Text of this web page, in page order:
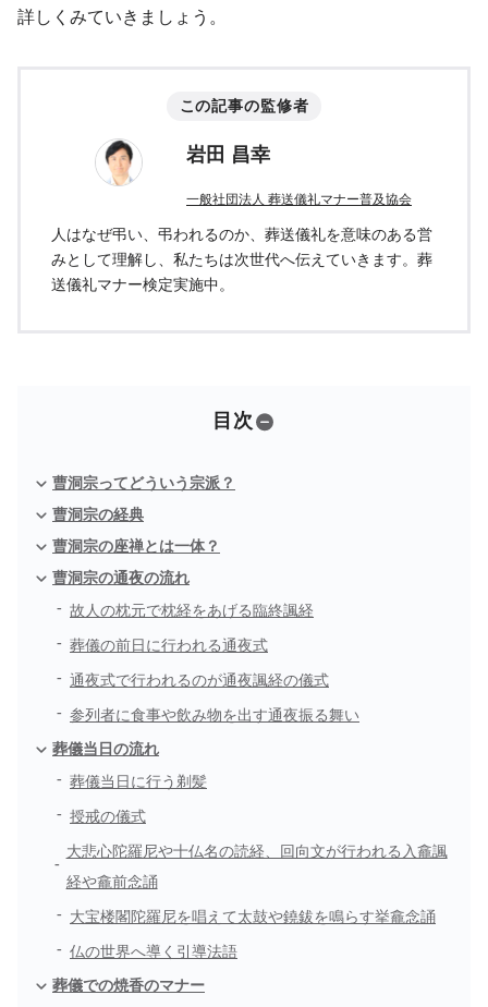
詳しくみていきましょう。
この記事の監修者
岩田 昌幸
一般社団法人 葬送儀礼マナー普及協会
人はなぜ弔い、弔われるのか、葬送儀礼を意味のある営
みとして理解し、私たちは次世代へ伝えていきます。葬
送儀礼マナー検定実施中。
目次
曹洞宗ってどういう宗派？
曹洞宗の経典
曹洞宗の座禅とは一体？
曹洞宗の通夜の流れ
故人の枕元で枕経をあげる臨終諷経
葬儀の前日に行われる通夜式
通夜式で行われるのが通夜諷経の儀式
参列者に食事や飲み物を出す通夜振る舞い
葬儀当日の流れ
葬儀当日に行う剃髪
授戒の儀式
大悲心陀羅尼や十仏名の読経、回向文が行われる入龕諷
経や龕前念誦
大宝楼閣陀羅尼を唱えて太鼓や鐃鈸を鳴らす挙龕念誦
仏の世界へ導く引導法語
葬儀での焼香のマナー